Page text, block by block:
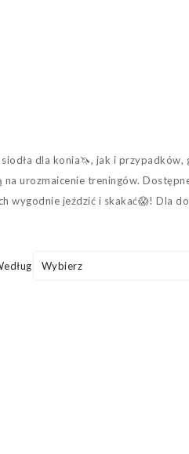
dla konia🦄, jak i przypadków,
na urozmaicenie treningów.
wygodnie jeździć i skakać😱! Dla
Wybierz